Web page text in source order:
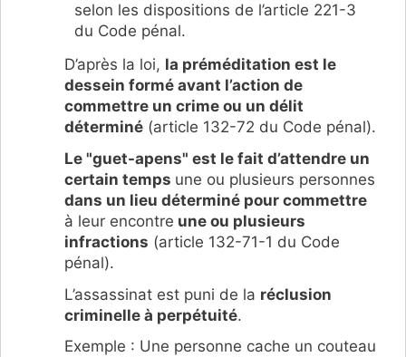
selon les dispositions de l’article 221-3
du Code pénal.
D’après la loi, la préméditation est le
dessein formé avant l’action de
commettre un crime ou un délit
déterminé (article 132-72 du Code pénal).
Le "guet-apens" est le fait d’attendre un
certain temps une ou plusieurs personnes
dans un lieu déterminé pour commettre
à leur encontre une ou plusieurs
infractions (article 132-71-1 du Code
pénal).
L’assassinat est puni de la réclusion
criminelle à perpétuité.
Exemple : Une personne cache un couteau